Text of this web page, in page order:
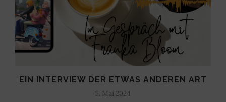
EIN INTERVIEW DER ETWAS ANDEREN ART
5. Mai 2024